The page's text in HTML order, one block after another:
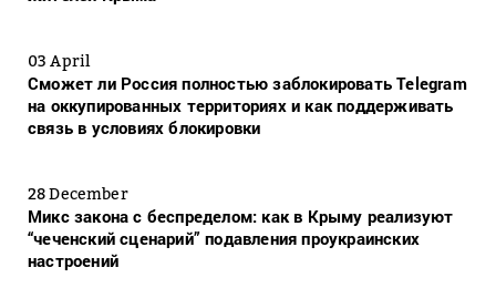
03 April
Сможет ли Россия полностью заблокировать Telegram
на оккупированных территориях и как поддерживать
связь в условиях блокировки
28 December
Микс закона с беспределом: как в Крыму реализуют
“чеченский сценарий” подавления проукраинских
настроений